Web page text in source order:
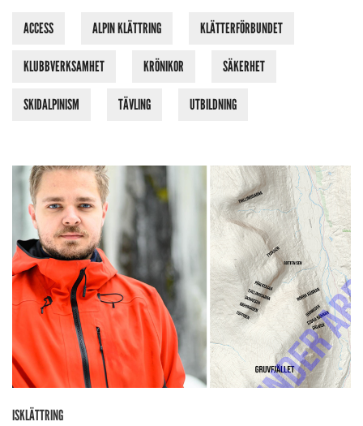
ACCESS ALPIN KLÄTTRING KLÄTTERFÖRBUNDET
KLUBBVERKSAMHET KRÖNIKOR SÄKERHET
SKIDALPINISM TÄVLING UTBILDNING
ISKLÄTTRING